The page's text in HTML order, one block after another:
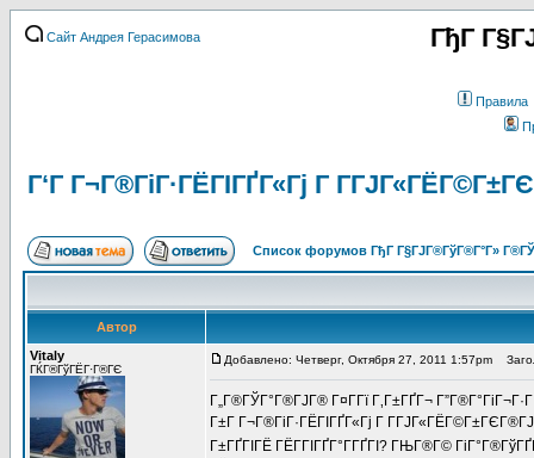
Сайт Андрея Герасимова ГђГ
Правила
Г‘Г Г¬Г®ГіГ·ГЁГІГҐГ«Гј Г
Список форумов ГђГ Г§ГЈГ®ГўГ®Г°Г»
Автор
Vitaly
ГЌГ®ГўГЁГ·Г®ГЄ
Добавлено: Четверг, Октября 27, 2011 1:57pm
Г„Г®ГЎГ°Г®ГЈГ® Г¤Г­Гї Г‚Г±ГҐГ¬
Г±Г Г¬Г®ГіГ·ГЁГІГҐГ«Гј Г
Г±ГҐГІГЁ ГЁГ­ГІГҐГ°Г­ГҐГІ? ГЊГ®Г©